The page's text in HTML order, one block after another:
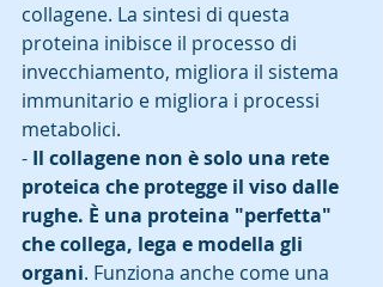
collagene. La sintesi di questa
proteina inibisce il processo di
invecchiamento, migliora il sistema
immunitario e migliora i processi
metabolici.
- Il collagene non è solo una rete
proteica che protegge il viso dalle
rughe. È una proteina "perfetta"
che collega, lega e modella gli
organi. Funziona anche come una